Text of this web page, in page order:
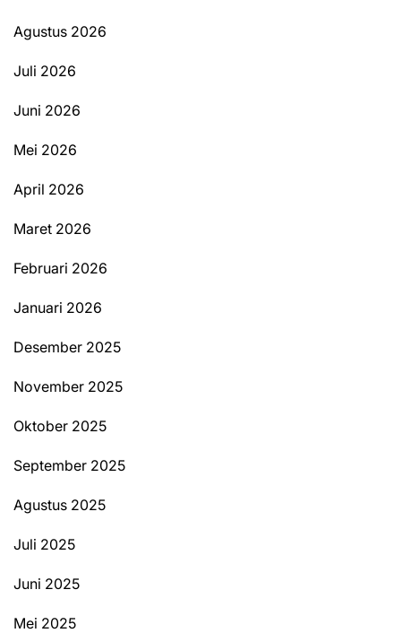
Agustus 2026
Juli 2026
Juni 2026
Mei 2026
April 2026
Maret 2026
Februari 2026
Januari 2026
Desember 2025
November 2025
Oktober 2025
September 2025
Agustus 2025
Juli 2025
Juni 2025
Mei 2025